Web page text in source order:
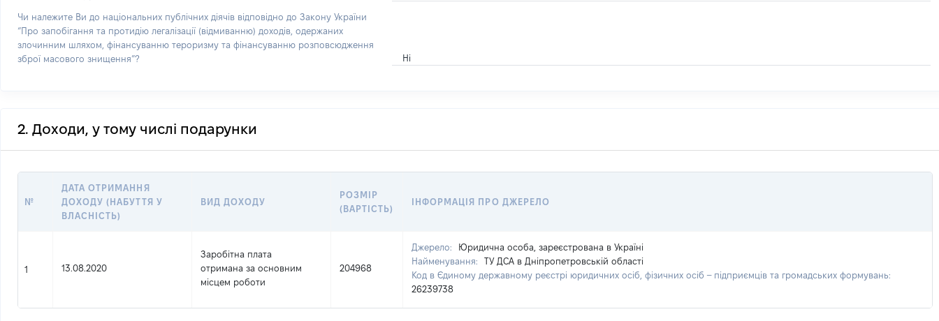
Чи належите Ви до національних публічних діячів відповідно до Закону України
“Про запобігання та протидію легалізації (відмиванню) доходів, одержаних
злочинним шляхом, фінансуванню тероризму та фінансуванню розповсюдження
зброї масового знищення”?
Ні
2. Доходи, у тому числі подарунки
№
ДАТА ОТРИМАННЯ
ДОХОДУ (НАБУТТЯ У
ВЛАСНІСТЬ)
ВИД ДОХОДУ
РОЗМІР
(ВАРТІСТЬ)
ІНФОРМАЦІЯ ПРО ДЖЕРЕЛО
1 13.08.2020
Заробітна плата
отримана за основним
місцем роботи
204968
Джерело:
Юридична особа, зареєстрована в Україні
Найменування:
ТУ ДСА в Дніпропетровській області
Код в Єдиному державному реєстрі юридичних осіб, фізичних осіб – підприємців та громадських формувань:
26239738